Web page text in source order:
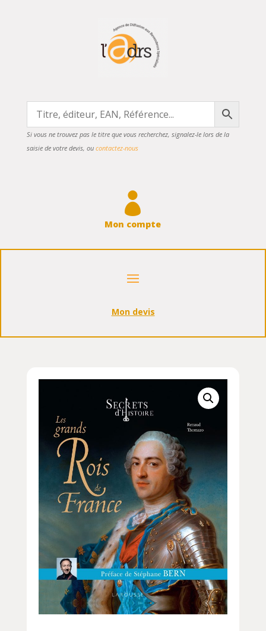
Si vous ne trouvez pas le titre que vous recherchez, signalez-le lors de la
saisie de votre devis, ou contactez-nous

Mon compte
Mon devis